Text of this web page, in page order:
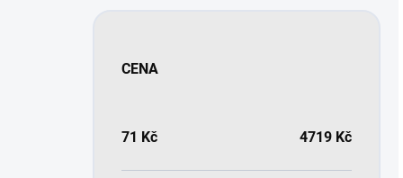
CENA
71 Kč 4719 Kč